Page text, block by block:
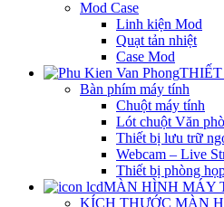
Mod Case
Linh kiện Mod
Quạt tản nhiệt
Case Mod
Bàn phím máy tính
Chuột máy tính
Lót chuột Văn
Thiết bị lưu trữ
Webcam – Live
Thiết bị phòng
MÀN HÌNH MÁY
KÍCH THƯỚC MÀN